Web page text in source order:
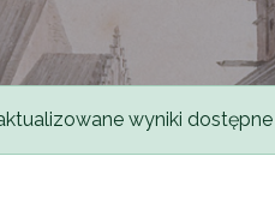
wyniki dostępne